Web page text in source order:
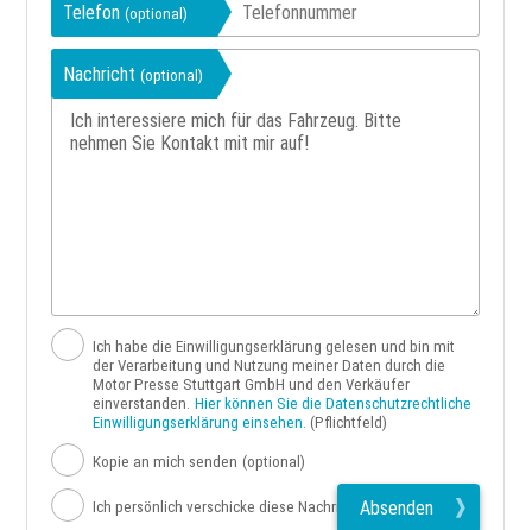
Telefon(optional)
Nachricht(optional)
Ich habe die Einwilligungserklärung gelesen und bin mit
der Verarbeitung und Nutzung meiner Daten durch die
Motor Presse Stuttgart GmbH und den Verkäufer
einverstanden. Hier können Sie die Datenschutzrechtliche
Einwilligungserklärung einsehen. (Pflichtfeld)
Kopie an mich senden (optional)
Ich persönlich verschicke diese Nachricht Absenden